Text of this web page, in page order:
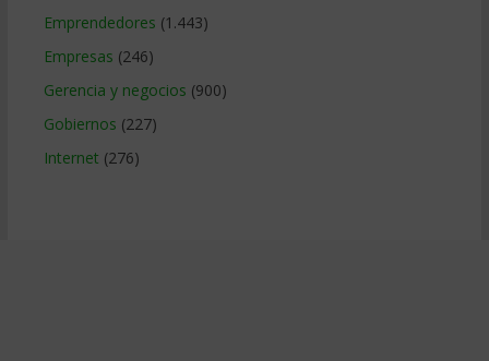
Emprendedores (1.443)
Empresas (246)
Gerencia y negocios (900)
Gobiernos (227)
Internet (276)